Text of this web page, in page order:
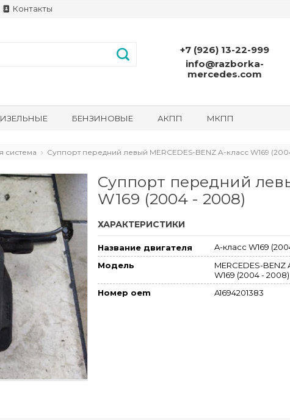
Контакты
+7 (926) 13-22-999
info@razborka-
mercedes.com
БЕНЗИНОВЫЕ АКПП МКПП
система Суппорт передний левый MERCEDES-BENZ A-класс W169
Суппорт передний
W169 (2004 - 2008)
ХАРАКТЕРИСТИКИ
Название двигателя
A-класс W169
Модель
MERCEDES-BENZ
W169 (2004 - 2008)
Номер oem
A1694201383